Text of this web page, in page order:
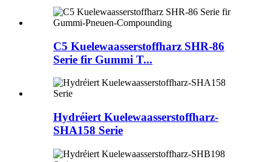
C5 Kuelewaasserstoffharz SHR-86
Serie fir Gummi T...
Hydréiert Kuelewaasserstoffharz-
SHA158 Serie